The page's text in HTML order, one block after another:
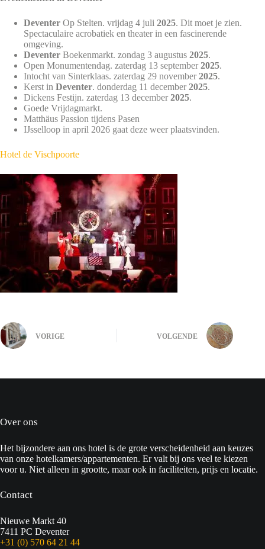
Deventer Op Stelten. vrijdag 4 juli 2025. Dit moet je zien.
Spectaculaire acrobatiek en theater in een fascinerende
omgeving.
Deventer Boekenmarkt. zondag 3 augustus 2025.
Open Monumentendag. zaterdag 13 september2025.
Intocht van Sinterklaas. zaterdag 29 november2025.
Kerst in Deventer. donderdag 11 december2025.
Dickens Festijn. zaterdag 13 december2025.
Goede Vrijdagmarkt.
Matthäus Passion tijdens Pasen
IJsselloop in april 2026 gaat deze weer plaatsvinden.
Hotel de Vischpoorte
VORIGE VOLGENDE
Over ons
Het bijzondere aan ons hotel is de grote verscheidenheid aan keuzes
van onze hotelkamers/appartementen. Er valt bij ons veel te kiezen
voor u. Niet alleen in grootte, maar ook in faciliteiten, prijs en locatie.
Contact
Nieuwe Markt 40
7411 PC Deventer
+31 (0) 570 64 21 44